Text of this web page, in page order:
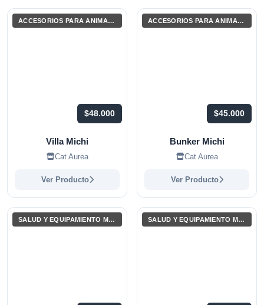
ACCESORIOS PARA ANIMALES Y MASCOTAS
$48.000
Villa Michi
Cat Aurea
Ver Producto
ACCESORIOS PARA ANIMALES Y MASCOTAS
$45.000
Bunker Michi
Cat Aurea
Ver Producto
SALUD Y EQUIPAMIENTO MÉDICO SALUD Y EQUIPAMIENTO MÉDICO